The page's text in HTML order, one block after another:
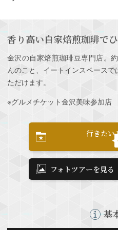
香り高い自家焙煎珈琲でひ
金沢の自家焙煎珈琲豆専門店。
んのこと、イートインスペース
ただけます。
※グルメチケット金沢美味参加店
行きたい
フォトツアーを見る
基